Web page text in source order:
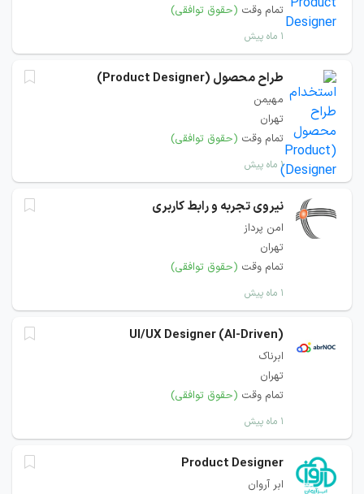
تمام وقت (حقوق توافقی)
۱ ماه پیش
طراح محصول (Product Designer)
مهیمن
تهران
تمام وقت (حقوق توافقی)
۱ ماه پیش
نیروی تجربه و رابط کاربری
امن‌ پرداز
تهران
تمام وقت (حقوق توافقی)
۱ ماه پیش
(AI-Driven) UI/UX Designer
ابرناک
تهران
تمام وقت (حقوق توافقی)
۱ ماه پیش
Product Designer
ابر آروان